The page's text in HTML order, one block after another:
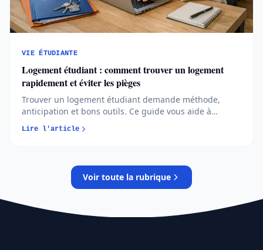
VIE ÉTUDIANTE
Logement étudiant : comment trouver un logement
rapidement et éviter les pièges
Trouver un logement étudiant demande méthode,
anticipation et bons outils. Ce guide vous aide à
identifier les solutions fiables, à vous organiser
efficacement et à éviter les pièges les plus courants...
Lire l'article
Voir toute la rubrique